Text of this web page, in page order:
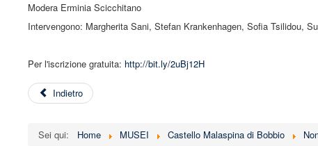
Modera Erminia Scicchitano
Intervengono: Margherita Sani, Stefan Krankenhagen, Sofia Tsilidou,
Per l'iscrizione gratuita: http://bit.ly/2uBj12H
Indietro
Sei qui: Home MUSEI Castello Malaspina di Bobbio